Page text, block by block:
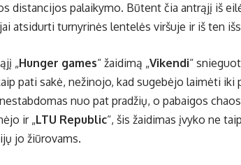
distancijos palaikymo. Būtent čia antrąjį iš
atsidurti turnyrinės lentelės viršuje ir iš ten
„Hunger games“ žaidimą „Vikendi“
pati sakė, nežinojo, kad sugebėjo laimėti
nuo pat pradžių, o pabaigos
ir „LTU Republic“, šis žaidimas įvyko ne
jo žiūrovams.